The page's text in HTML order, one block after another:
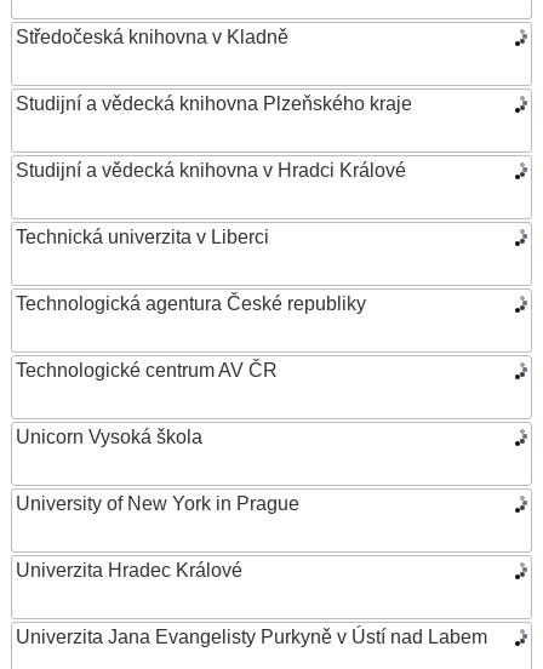
Středočeská knihovna v Kladně
Studijní a vědecká knihovna Plzeňského kraje
Studijní a vědecká knihovna v Hradci Králové
Technická univerzita v Liberci
Technologická agentura České republiky
Technologické centrum AV ČR
Unicorn Vysoká škola
University of New York in Prague
Univerzita Hradec Králové
Univerzita Jana Evangelisty Purkyně v Ústí nad Labem